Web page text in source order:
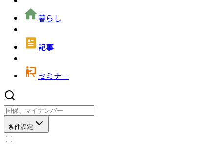
暮らし
記事
セミナー
条件設定